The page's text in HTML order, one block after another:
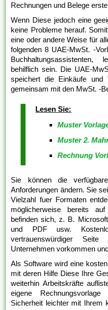
Rechnungen und Belege
Wenn Diese jedoch eine
keine Probleme herauf.
eine oder andere Weise für
folgenden 8 UAE-MwSt. -
Buchhaltungsassistenten,
behilflich sein. Die UAE-
speichert die Einkäufe und
gemeinsam mit den MwSt. -
Lesen Sie:
Muster
Muster 2.
Rechnung
Sie können die
Anforderungen ändern. Sie
Vielzahl fuer Formaten
möglicherweise bereits
befinden sich, z. B.
und PDF usw.
vertrauenswürdiger
Unternehmen vorkommen
Als Software wird eine
mit deren Hilfe Diese Ihre
weiterhin Arbeitskräfte
eigene
Sicherheit leichter mit Ihrem